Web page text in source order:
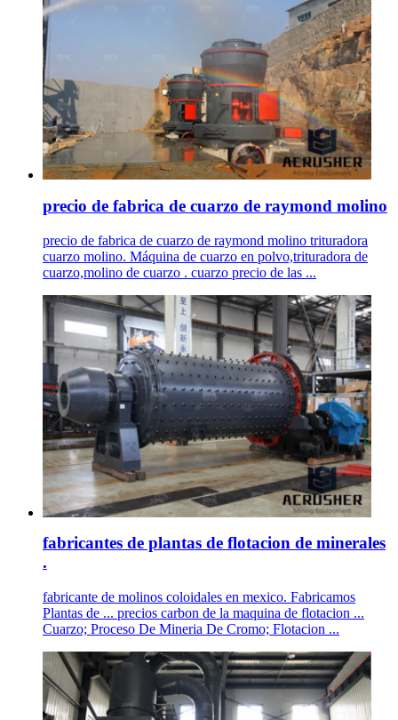
precio de fabrica de cuarzo de raymond molino
precio de fabrica de cuarzo de raymond molino trituradora
cuarzo molino. Máquina de cuarzo en polvo,trituradora de
cuarzo,molino de cuarzo . cuarzo precio de las ...
fabricantes de plantas de flotacion de minerales
.
fabricante de molinos coloidales en mexico. Fabricamos
Plantas de ... precios carbon de la maquina de flotacion ...
Cuarzo; Proceso De Mineria De Cromo; Flotacion ...